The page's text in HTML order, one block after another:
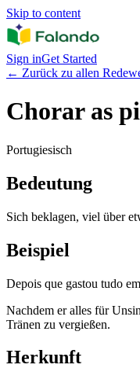
Skip to content
Sign inGet Started
← Zurück zu allen
Chorar as
Portugiesisch
Bedeutung
Sich beklagen, viel über
Beispiel
Depois que gastou tudo
Nachdem er alles für
Tränen zu vergießen.
Herkunft